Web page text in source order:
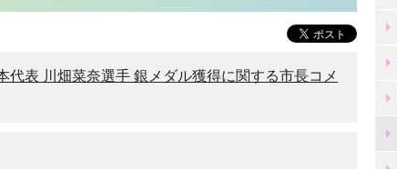
代表 川畑菜奈選手 銀メダル獲得に関する市長コメ